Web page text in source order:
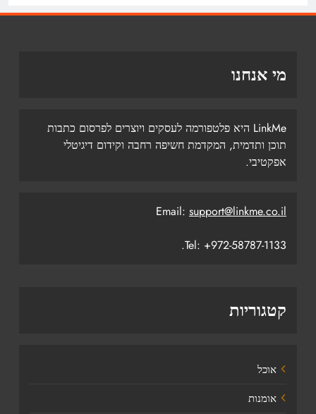
מי אנחנו
LinkMe היא פלטפורמה לעסקים ויוצרים לפרסום כתבות
תוכן ותדמית, המקדמת חשיפה רחבה וקידום דיגיטלי
אפקטיבי.
Email: support@linkme.co.il
Tel: +972-58787-1133.
קטגוריות
אוכל
אומנות